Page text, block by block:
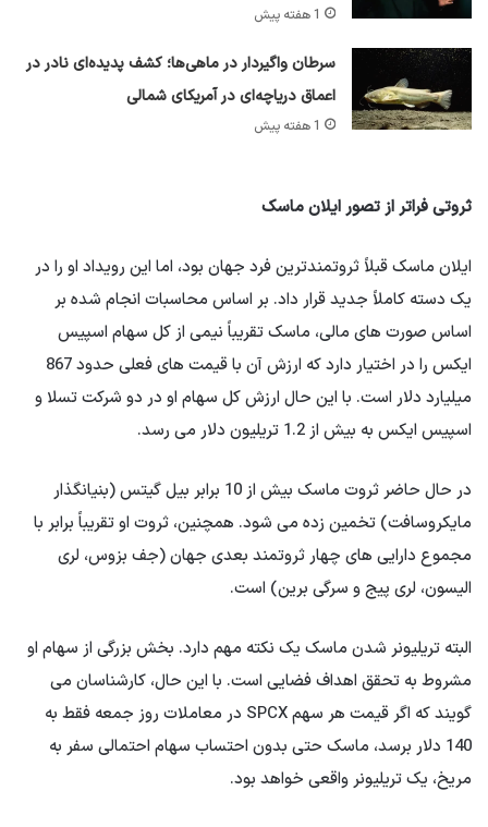
1 هفته پیش
سرطان واگیردار در ماهی‌ها؛ کشف پدیده‌ای نادر در
اعماق دریاچه‌ای در آمریکای شمالی
1 هفته پیش
ثروتی فراتر از تصور ایلان ماسک
ایلان ماسک قبلاً ثروتمندترین فرد جهان بود، اما این رویداد او را در
یک دسته کاملاً جدید قرار داد. بر اساس محاسبات انجام شده بر
اساس صورت های مالی، ماسک تقریباً نیمی از کل سهام اسپیس
ایکس را در اختیار دارد که ارزش آن با قیمت های فعلی حدود 867
میلیارد دلار است. با این حال ارزش کل سهام او در دو شرکت تسلا و
اسپیس ایکس به بیش از 1.2 تریلیون دلار می رسد.
در حال حاضر ثروت ماسک بیش از 10 برابر بیل گیتس (بنیانگذار
مایکروسافت) تخمین زده می شود. همچنین، ثروت او تقریباً برابر با
مجموع دارایی های چهار ثروتمند بعدی جهان (جف بزوس، لری
الیسون، لری پیج و سرگی برین) است.
البته تریلیونر شدن ماسک یک نکته مهم دارد. بخش بزرگی از سهام او
مشروط به تحقق اهداف فضایی است. با این حال، کارشناسان می
گویند که اگر قیمت هر سهم SPCX در معاملات روز جمعه فقط به
140 دلار برسد، ماسک حتی بدون احتساب سهام احتمالی سفر به
مریخ، یک تریلیونر واقعی خواهد بود.